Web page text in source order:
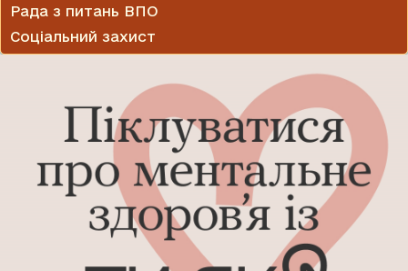
Рада з питань ВПО
Соціальний захист